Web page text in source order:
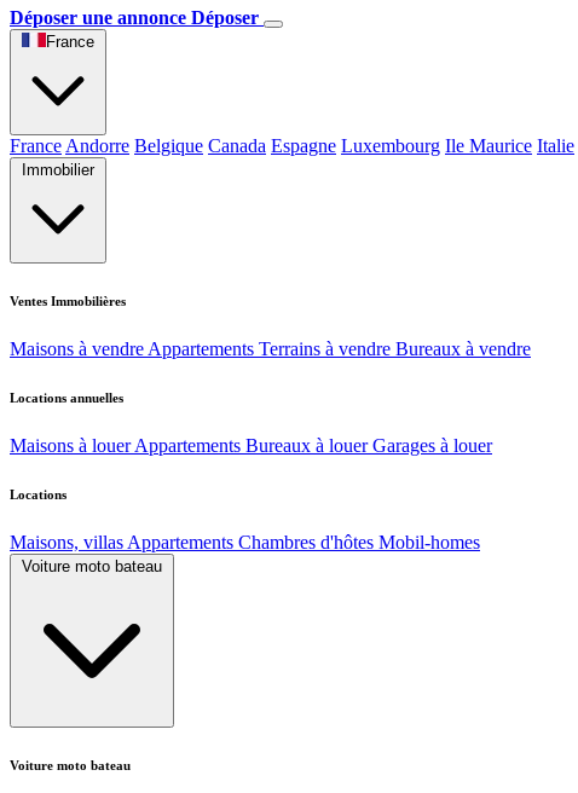
Déposer une annonce Déposer
France
France Andorre Belgique Canada Espagne Luxembourg Ile Maurice Italie
Immobilier
Ventes Immobilières
Maisons à vendre Appartements Terrains à vendre Bureaux à vendre
Locations annuelles
Maisons à louer Appartements Bureaux à louer Garages à louer
Locations
Maisons, villas Appartements Chambres d'hôtes Mobil-homes
Voiture moto bateau
Voiture moto bateau